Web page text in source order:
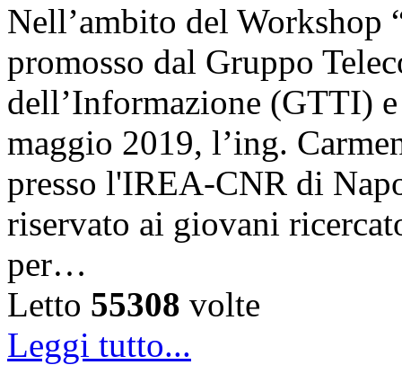
Nell’ambito del Workshop
promosso dal Gruppo
dell’Informazione (GTTI)
maggio 2019, l’ing.
presso l'IREA-CNR di
riservato ai giovani
per…
Letto 55308 volte
Leggi tutto...